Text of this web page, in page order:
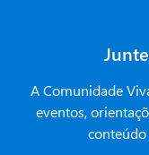
A Comunidade
eventos,